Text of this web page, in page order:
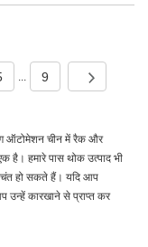
... 9
ऑटोमेशन चीन में रैक और
है। हमारे पास थोक उत्पाद भी
हो सकते हैं। यदि आप
उन्हें कारखाने से प्राप्त कर